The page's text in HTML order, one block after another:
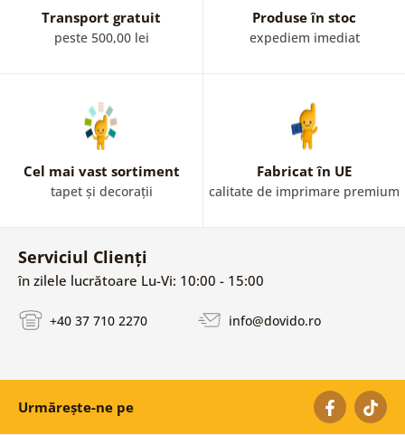
Transport gratuit
peste 500,00 lei
Produse în stoc
expediem imediat
Cel mai vast sortiment
tapet și decorații
Fabricat în UE
calitate de imprimare premium
Serviciul Clienți
în zilele lucrătoare Lu-Vi: 10:00 - 15:00
+40 37 710 2270 info@dovido.ro
Urmărește-ne pe